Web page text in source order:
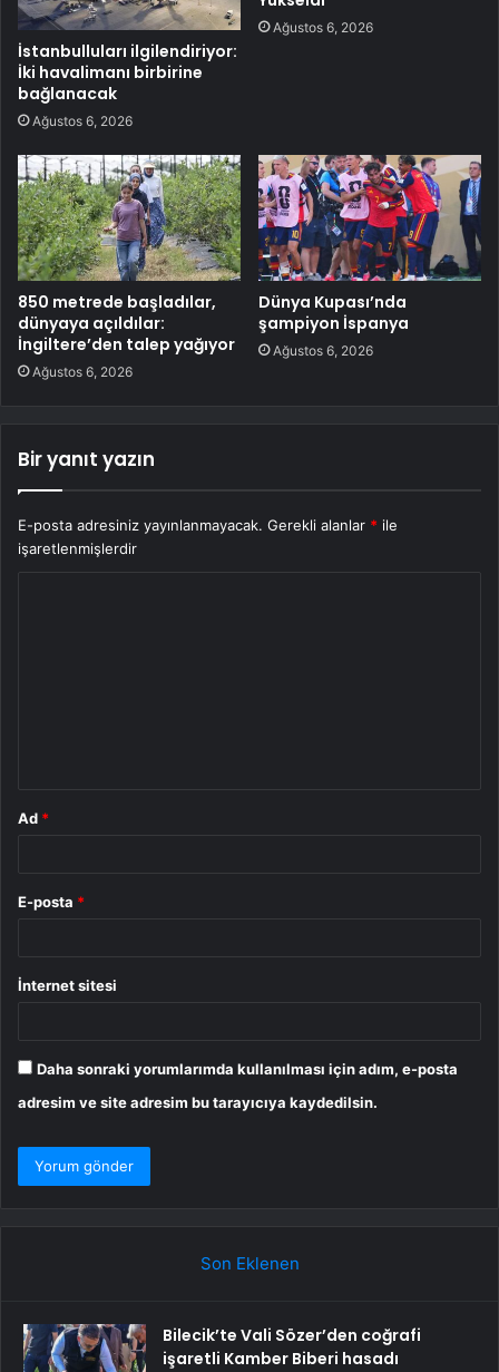
İstanbulluları ilgilendiriyor:
İki havalimanı birbirine
bağlanacak
Ağustos 6, 2026
Ağustos 6, 2026
850 metrede başladılar,
dünyaya açıldılar:
İngiltere’den talep yağıyor
Ağustos 6, 2026
Dünya Kupası’nda
şampiyon İspanya
Ağustos 6, 2026
Bir yanıt yazın
E-posta adresiniz yayınlanmayacak. Gerekli alanlar * ile
işaretlenmişlerdir
Ad *
E-posta *
İnternet sitesi
Daha sonraki yorumlarımda kullanılması için adım, e-posta
adresim ve site adresim bu tarayıcıya kaydedilsin.
Son Eklenen
Bilecik’te Vali Sözer’den coğrafi
işaretli Kamber Biberi hasadı